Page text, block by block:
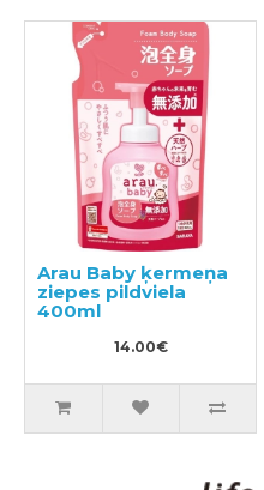
Arau Baby ķermeņa
ziepes pildviela
400ml
14.00€